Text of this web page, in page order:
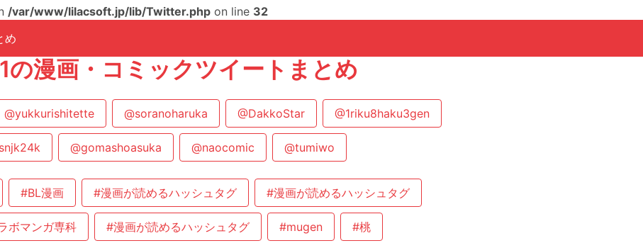
/var/www/lilacsoft.jp/lib/Twitter.php on line 32
め
の漫画・コミックツイートまとめ
@yukkurishitette @soranoharuka @DakkoStar @1riku8haku3gen
@gomashoasuka @naocomic @tumiwo
#BL漫画 #漫画が読めるハッシュタグ #漫画が読めるハッシュタグ
ボマンガ専科 #漫画が読めるハッシュタグ #mugen #桃